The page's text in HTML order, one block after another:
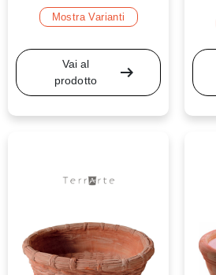
Mostra Varianti
Vai al
prodotto
arrow_right_alt